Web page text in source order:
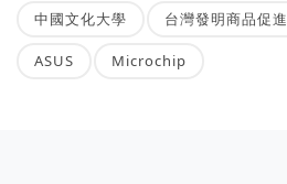
中國文化大學 台灣發明商品促
ASUS Microchip